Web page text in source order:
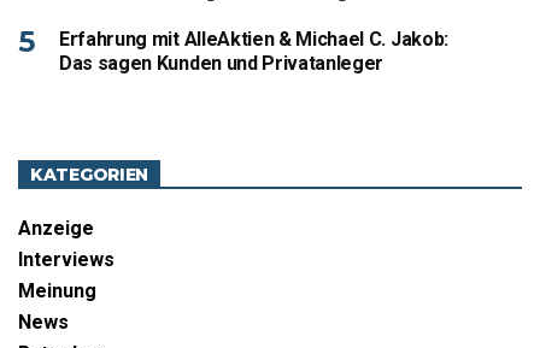
Erfahrung mit AlleAktien & Michael C. Jakob:
Das sagen Kunden und Privatanleger
KATEGORIEN
Anzeige
Interviews
Meinung
News